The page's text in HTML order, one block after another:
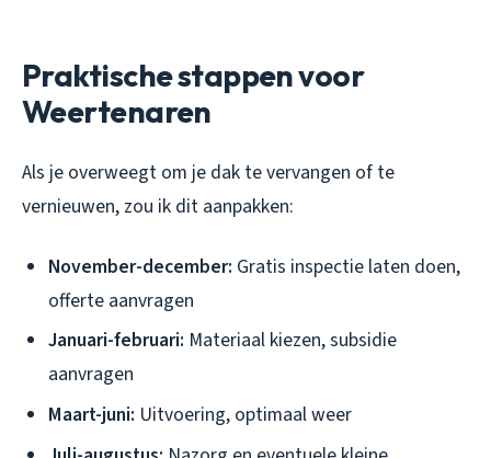
Praktische stappen voor
Weertenaren
Als je overweegt om je dak te vervangen of te
vernieuwen, zou ik dit aanpakken:
November-december: Gratis inspectie laten doen,
offerte aanvragen
Januari-februari: Materiaal kiezen, subsidie
aanvragen
Maart-juni: Uitvoering, optimaal weer